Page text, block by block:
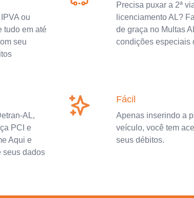
ou
tudo em até
seu
Precisa puxar a 2ª
licenciamento AL?
de graça no Multas
condições especiais
AL,
PCI e
Aqui e
seus dados
Fácil
Apenas inserindo a
veículo, você tem
seus débitos.